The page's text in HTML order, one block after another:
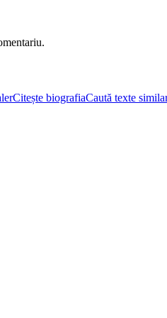
Citește biografiaCaută texte